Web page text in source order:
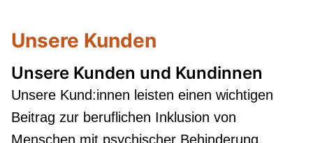
Unsere Kunden
Unsere Kunden und Kundinnen
Unsere Kund:innen leisten einen wichtigen
Beitrag zur beruflichen Inklusion von
Menschen mit psychischer Behinderung.